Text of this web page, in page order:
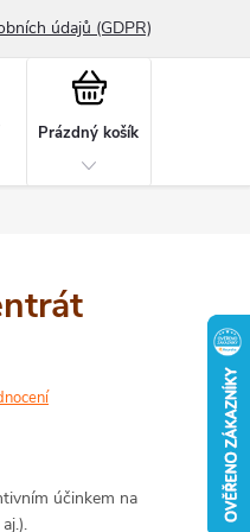
údajů (GDPR)
Nákupní
Prázdný košík
účinkem na